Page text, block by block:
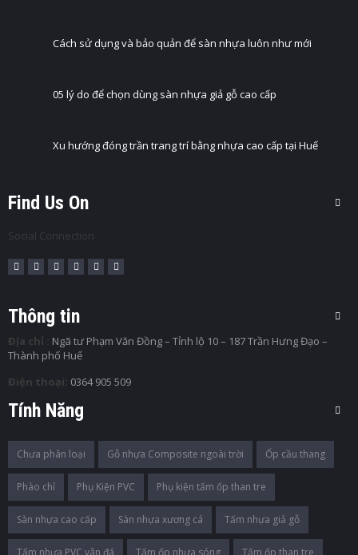
Cách sử dụng và bảo quản để sàn nhựa luôn như mới
05 lý do để chọn dùng sàn nhựa giả gỗ cao cấp
Xu hướng đóng trần trang trí bằng nhựa cao cấp tại Huế
Find Us On
Social Connection
Thông tin
Địa chỉ :
Ngã tư Phạm Văn Đồng – Tỉnh lộ 10 – 187 Trần Hưng Đạo –
Thành phố Huế
Điện thoại: 0364 905 509
Tính Năng
Chưa phân loại Gỗ nhựa Composite ngoài trời Ốp cầu thang
Phào chỉ Phụ Kiện PVC Phụ kiện tấm ốp than tre
Sàn nhựa cao cấp Sàn nhựa xương cá Tấm nhựa giả gỗ
Tấm nhựa PVC vân đá Tấm ốp nhựa sóng Tấm ốp than tre